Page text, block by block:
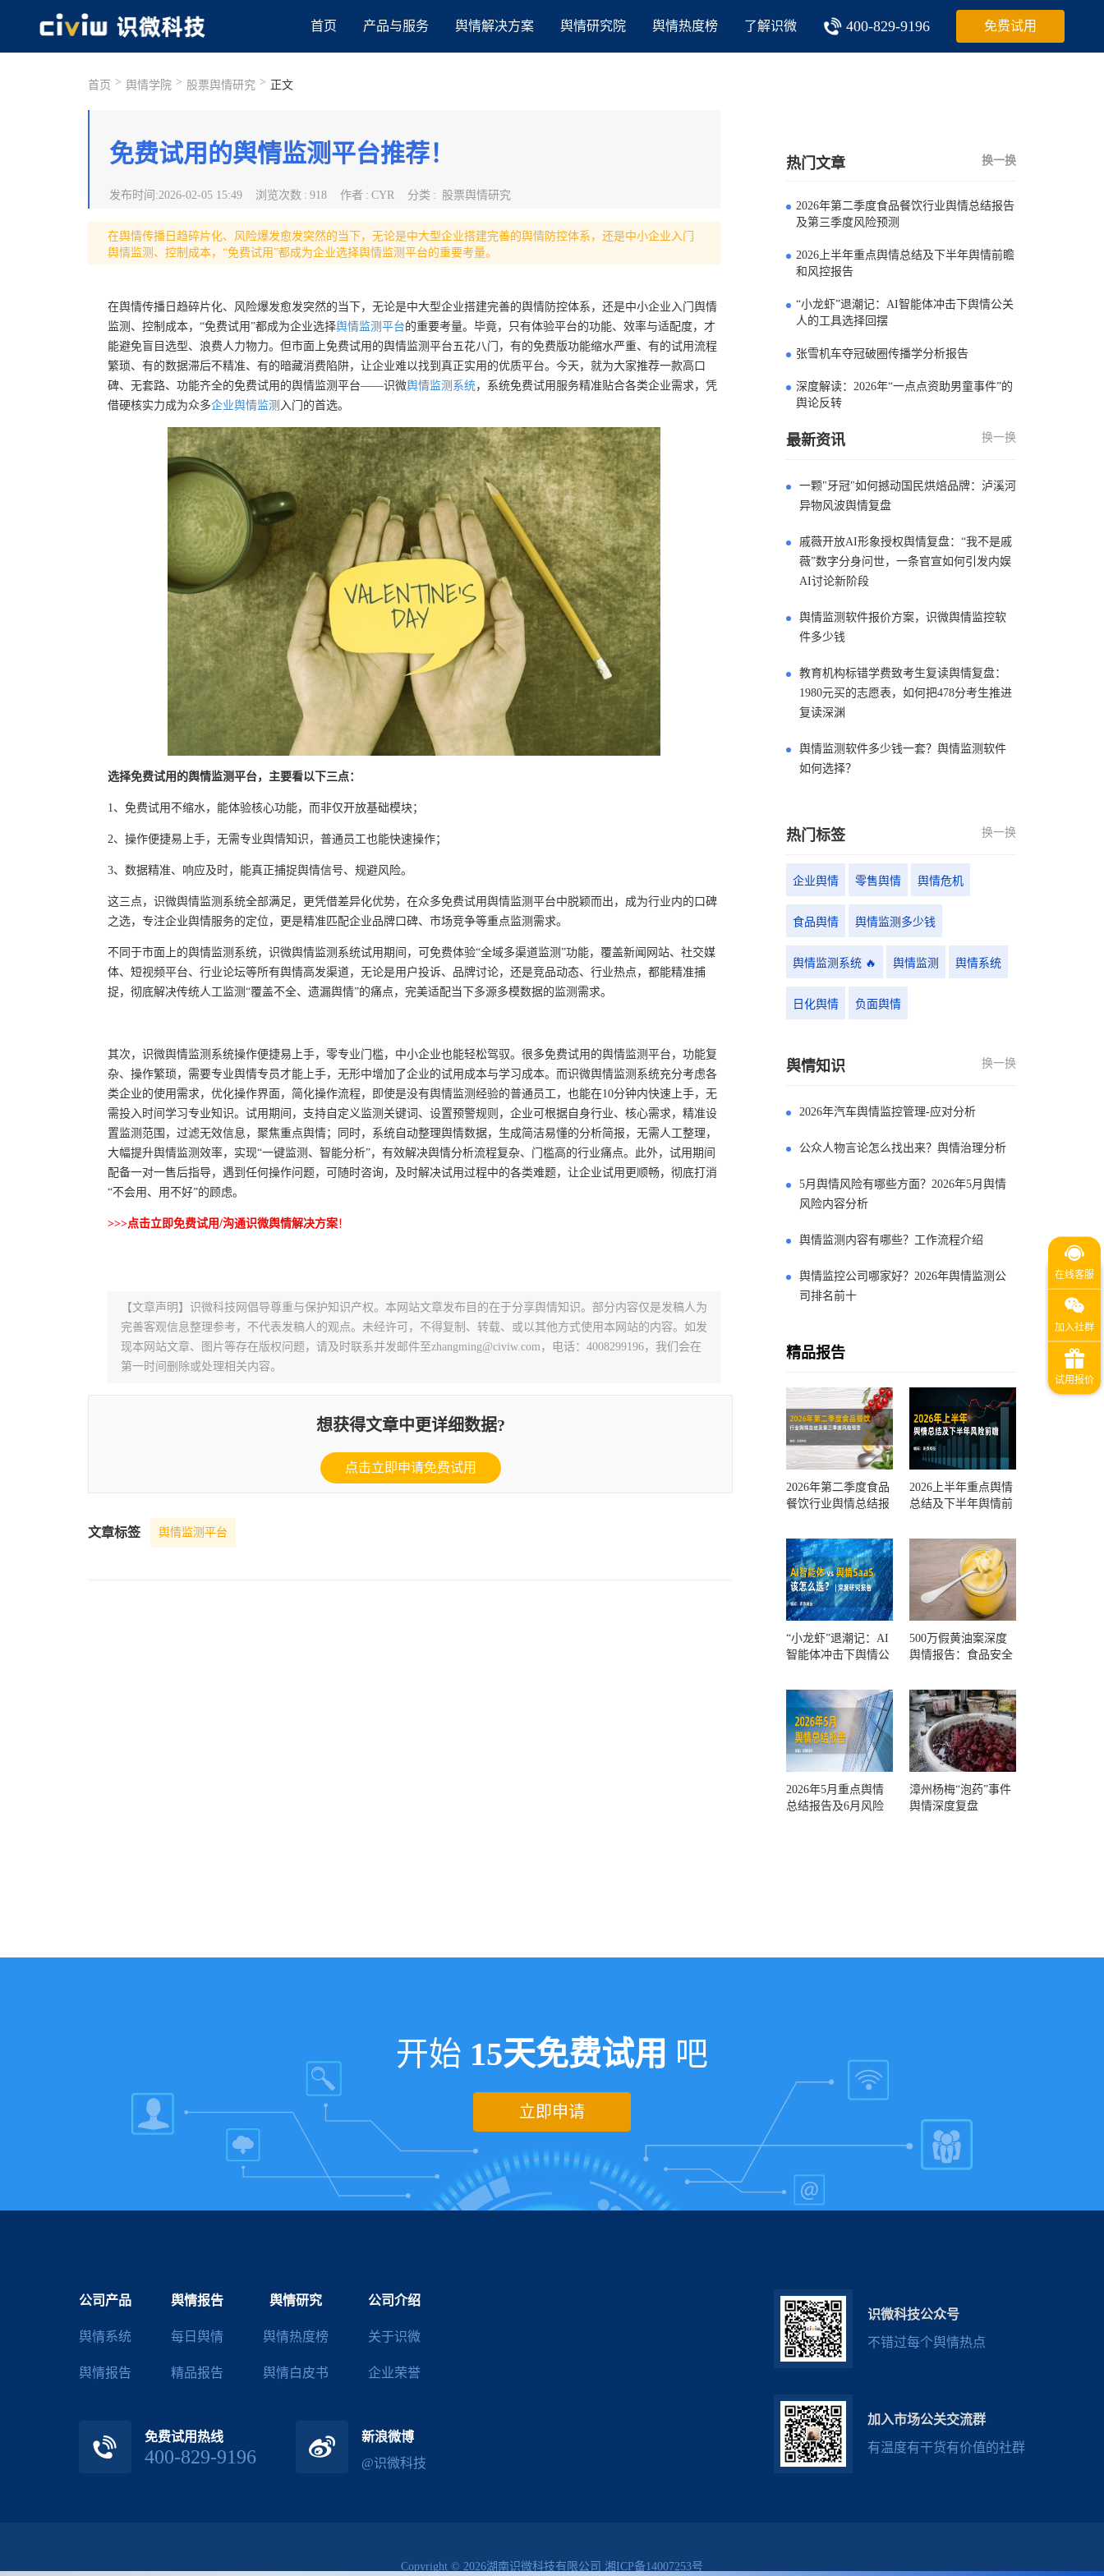
首页 产品与服务 舆情解决方案 舆情研究院 舆情热度榜 了解识微 400-829-9196 免费试用
首页 > 舆情学院 > 股票舆情研究 > 正文
免费试用的舆情监测平台推荐！
发布时间 :2026-02-05 15:49 浏览次数 : 918 作者 : CYR 分类 : 股票舆情研究
在舆情传播日趋碎片化、风险爆发愈发突然的当下，无论是中大型企业搭建完善的舆情防控体系，还是中小企业入门
舆情监测、控制成本，“免费试用”都成为企业选择舆情监测平台的重要考量。
在舆情传播日趋碎片化、风险爆发愈发突然的当下，无论是中大型企业搭建完善的舆情防控体系，还是中小企业入门舆情
监测、控制成本，“免费试用”都成为企业选择舆情监测平台的重要考量。毕竟，只有体验平台的功能、效率与适配度，才
能避免盲目选型、浪费人力物力。但市面上免费试用的舆情监测平台五花八门，有的免费版功能缩水严重、有的试用流程
繁琐、有的数据滞后不精准、有的暗藏消费陷阱，让企业难以找到真正实用的优质平台。今天，就为大家推荐一款高口
碑、无套路、功能齐全的免费试用的舆情监测平台——识微舆情监测系统，系统免费试用服务精准贴合各类企业需求，凭
借硬核实力成为众多企业舆情监测 入门的首选。
选择免费试用的舆情监测平台，主要看以下三点：
1、免费试用不缩水，能体验核心功能，而非仅开放基础模块；
2、操作便捷易上手，无需专业舆情知识，普通员工也能快速操作；
3、数据精准、响应及时，能真正捕捉舆情信号、规避风险。
这三点，识微舆情监测系统全部满足，更凭借差异化优势，在众多免费试用舆情监测平台中脱颖而出，成为行业内的口碑
之选，专注企业舆情服务的定位，更是精准匹配企业品牌口碑、市场竞争等重点监测需求。
不同于市面上的舆情监测系统，识微舆情监测系统试用期间，可免费体验“全域多渠道监测”功能，覆盖新闻网站、社交媒
体、短视频平台、行业论坛等所有舆情高发渠道，无论是用户投诉、品牌讨论，还是竞品动态、行业热点，都能精准捕
捉，彻底解决传统人工监测“覆盖不全、遗漏舆情”的痛点，完美适配当下多源多模数据的监测需求。
其次，识微舆情监测系统操作便捷易上手，零专业门槛，中小企业也能轻松驾驭。很多免费试用的舆情监测平台，功能复
杂、操作繁琐，需要专业舆情专员才能上手，无形中增加了企业的试用成本与学习成本。而识微舆情监测系统充分考虑各
类企业的使用需求，优化操作界面，简化操作流程，即使是没有舆情监测经验的普通员工，也能在10分钟内快速上手，无
需投入时间学习专业知识。试用期间，支持自定义监测关键词、设置预警规则，企业可根据自身行业、核心需求，精准设
置监测范围，过滤无效信息，聚焦重点舆情；同时，系统自动整理舆情数据，生成简洁易懂的分析简报，无需人工整理，
大幅提升舆情监测效率，实现“一键监测、智能分析”，有效解决舆情分析流程复杂、门槛高的行业痛点。此外，试用期间
配备一对一售后指导，遇到任何操作问题，可随时咨询，及时解决试用过程中的各类难题，让企业试用更顺畅，彻底打消
“不会用、用不好”的顾虑。
>>>点击立即免费试用/沟通识微舆情解决方案！
【文章声明】识微科技网倡导尊重与保护知识产权。本网站文章发布目的在于分享舆情知识。部分内容仅是发稿人为
完善客观信息整理参考，不代表发稿人的观点。未经许可，不得复制、转载、或以其他方式使用本网站的内容。如发
现本网站文章、图片等存在版权问题，请及时联系并发邮件至zhangming@civiw.com，电话：4008299196，我们会在
第一时间删除或处理相关内容。
想获得文章中更详细数据?
点击立即申请免费试用
文章标签 舆情监测平台
热门文章 换一换
2026年第二季度食品餐饮行业舆情总结报告
及第三季度风险预测
2026上半年重点舆情总结及下半年舆情前瞻
和风控报告
“小龙虾”退潮记：AI智能体冲击下舆情公关
人的工具选择回摆
张雪机车夺冠破圈传播学分析报告
深度解读：2026年“一点点资助男童事件”的
舆论反转
最新资讯 换一换
一颗"牙冠"如何撼动国民烘焙品牌：泸溪河
异物风波舆情复盘
戚薇开放AI形象授权舆情复盘：“我不是戚
薇”数字分身问世，一条官宣如何引发内娱
AI讨论新阶段
舆情监测软件报价方案，识微舆情监控软
件多少钱
教育机构标错学费致考生复读舆情复盘：
1980元买的志愿表，如何把478分考生推进
复读深渊
舆情监测软件多少钱一套？舆情监测软件
如何选择？
热门标签 换一换
企业舆情 零售舆情 舆情危机
食品舆情 舆情监测多少钱
舆情监测系统 🔥 舆情监测 舆情系统
日化舆情 负面舆情
舆情知识 换一换
2026年汽车舆情监控管理-应对分析
公众人物言论怎么找出来？舆情治理分析
5月舆情风险有哪些方面？2026年5月舆情
风险内容分析
舆情监测内容有哪些？工作流程介绍
舆情监控公司哪家好？2026年舆情监测公
司排名前十
精品报告
2026年第二季度食品
餐饮行业舆情总结报
测
2026上半年重点舆情
总结及下半年舆情前
“小龙虾”退潮记：AI
智能体冲击下舆情公
500万假黄油案深度
舆情报告：食品安全
一环？
2026年5月重点舆情
总结报告及6月风险
漳州杨梅“泡药”事件
舆情深度复盘
开始 15天免费试用 吧
立即申请
公司产品
舆情系统
舆情报告
舆情报告
每日舆情
精品报告
舆情研究
舆情热度榜
舆情白皮书
公司介绍
关于识微
企业荣誉
免费试用热线
400-829-9196
新浪微博
@识微科技
识微科技公众号
不错过每个舆情热点
加入市场公关交流群
有温度有干货有价值的社群
Copyright © 2026湖南识微科技有限公司 湘ICP备14007253号